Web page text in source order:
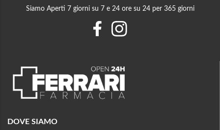
DOVE SIAMO
Siamo Aperti 7 giorni su 7 e 24 ore su 24 per 365 giorni